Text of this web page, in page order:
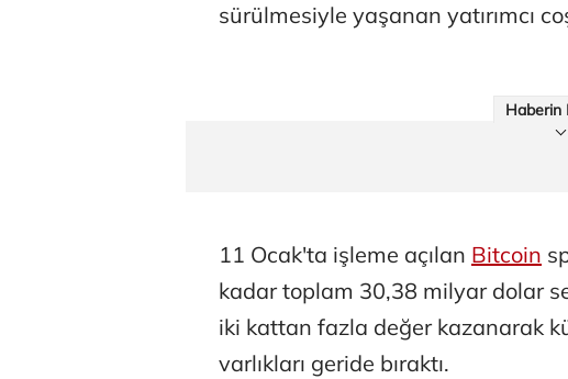
sürülmesiyle yaşanan yatırımcı
Haberin
11 Ocak'ta işleme açılan Bitcoin
kadar toplam 30,38 milyar dolar
iki kattan fazla değer kazanarak
varlıkları geride bıraktı.